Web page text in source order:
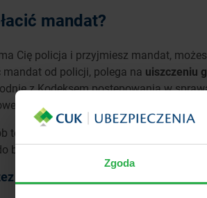
Zgoda
mandat?
Cię policja i przyjmiesz mandat,
mandat od policji, polega na uiszczeniu
z Kodeksem postępowania w
korzystając z karty płatniczej lub
to opłacenie mandatu przelewem.
banku, jak i opłacając za mandat
internet